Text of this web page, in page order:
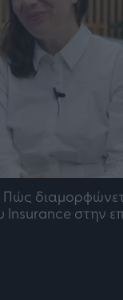
Πώς
Insurance στην